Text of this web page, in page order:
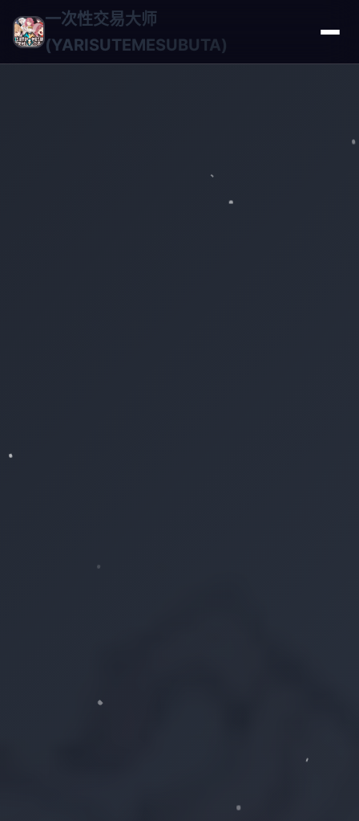
一次性交易大师
(YARISUTEMESUBUTA)